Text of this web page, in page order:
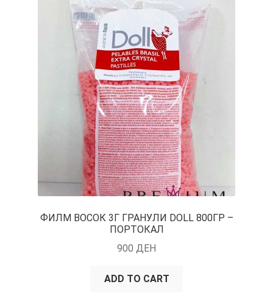
ФИЛМ ВОСОК 3Г ГРАНУЛИ DOLL 800ГР –
ПОРТОКАЛ
900 ДЕН
ADD TO CART